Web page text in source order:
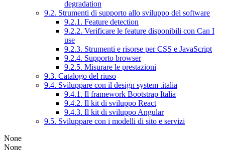
degradation
9.2. Strumenti di supporto allo sviluppo del software
9.2.1. Feature detection
9.2.2. Verificare le feature disponibili con Can I
use
9.2.3. Strumenti e risorse per CSS e JavaScript
9.2.4. Supporto browser
9.2.5. Misurare le prestazioni
9.3. Catalogo del riuso
9.4. Sviluppare con il design system .italia
9.4.1. Il framework Bootstrap Italia
9.4.2. Il kit di sviluppo React
9.4.3. Il kit di sviluppo Angular
9.5. Sviluppare con i modelli di sito e servizi
None
None